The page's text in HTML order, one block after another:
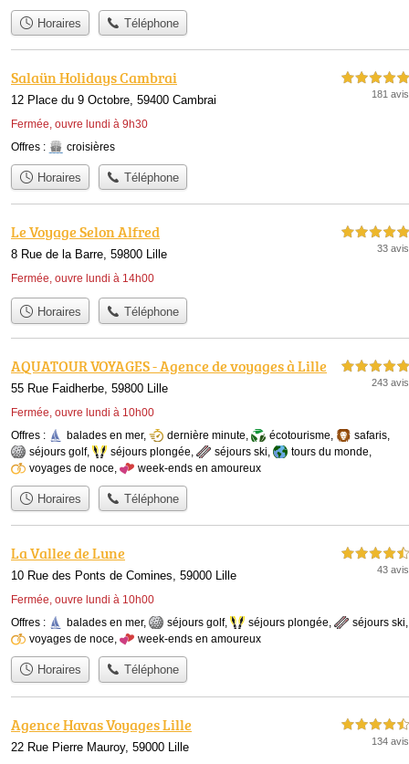
Horaires Téléphone
Salaün Holidays Cambrai
12 Place du 9 Octobre, 59400 Cambrai
Fermée, ouvre lundi à 9h30
5,0 étoiles sur 5
181 avis
Offres : croisières
Horaires Téléphone
Le Voyage Selon Alfred
8 Rue de la Barre, 59800 Lille
Fermée, ouvre lundi à 14h00
5,0 étoiles sur 5
33 avis
Horaires Téléphone
AQUATOUR VOYAGES - Agence de voyages à Lille
55 Rue Faidherbe, 59800 Lille
Fermée, ouvre lundi à 10h00
5,0 étoiles sur 5
243 avis
Offres : balades en mer, dernière minute écotourisme safaris
séjours golf, séjours plongée séjours ski tours du monde
voyages de noce
week-ends en amoureux
Horaires Téléphone
La Vallee de Lune
10 Rue des Ponts de Comines, 59000 Lille
Fermée, ouvre lundi à 10h00
4,5 étoiles sur 5
43 avis
Offres : balades en mer, séjours golf, séjours plongée, séjours ski,
voyages de noce, week-ends en amoureux
Horaires Téléphone
Agence Havas Voyages Lille
22 Rue Pierre Mauroy, 59000 Lille
4,5 étoiles sur 5
134 avis